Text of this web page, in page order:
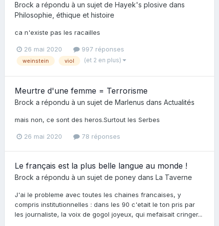
Brock a répondu à un sujet de Hayek's plosive dans
Philosophie, éthique et histoire
ca n'existe pas les racailles
26 mai 2020 997 réponses
weinstein viol (et 2 en plus)
Meurtre d'une femme = Terrorisme
Brock a répondu à un sujet de Marlenus dans Actualités
mais non, ce sont des heros.Surtout les Serbes
26 mai 2020 78 réponses
Le français est la plus belle langue au monde !
Brock a répondu à un sujet de poney dans La Taverne
J'ai le probleme avec toutes les chaines francaises, y
compris institutionnelles : dans les 90 c'etait le ton pris par
les journaliste, la voix de gogol joyeux, qui mefaisait cringer...